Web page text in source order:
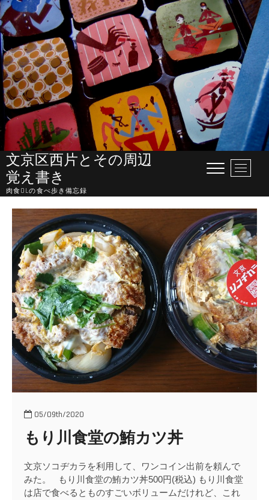
Skip
to
content
文京区西片とその周辺
覚え書き
肉食OLの食べ歩き備忘録
M
e
u
B
u
t
t
o
n
05/09th/2020
もり川食堂の鮪カツ丼
文京ソコヂカラを利用して、ワンコイン出前を頼んで
みた。 もり川食堂の鮪カツ丼500円(税込) もり川食堂
は店で食べるとものすごいボリュームだけれど、これ